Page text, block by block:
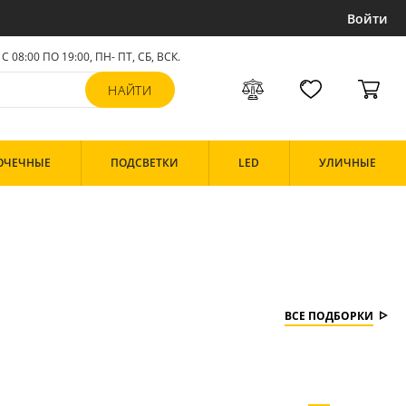
Войти
С 08:00 ПО 19:00, ПН- ПТ, СБ, ВСК.
ПОДСВЕТКИ LED УЛИЧНЫЕ
ВСЕ ПОДБОРКИ